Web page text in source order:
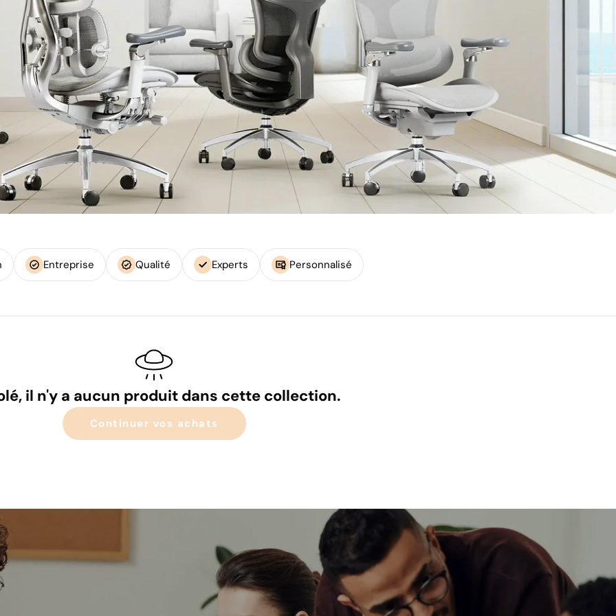
Entreprise Qualité Experts Personnalisé
il n'y a aucun produit dans cette collection.
Continuer vos achats